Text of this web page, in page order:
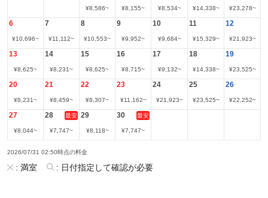
¥8,586~ ¥8,155~ ¥8,534~ ¥14,338~ ¥23,278~
6
¥10,696~
7
¥11,112~
8
¥10,553~
9
¥9,952~
10
¥9,684~
11
¥15,329~
12
¥21,923~
13
¥8,625~
14
¥8,231~
15
¥8,625~
16
¥8,715~
17
¥9,132~
18
¥14,338~
19
¥23,525~
20
¥8,231~
21
¥8,459~
22
¥8,307~
23
¥11,162~
24
¥21,923~
25
¥23,525~
26
¥22,252~
27
¥8,044~
28 最安
¥7,747~
29
¥8,118~
30 最安
¥7,747~
2026/07/31 02:50時点の料金
: 満室 : 日付指定して確認が必要